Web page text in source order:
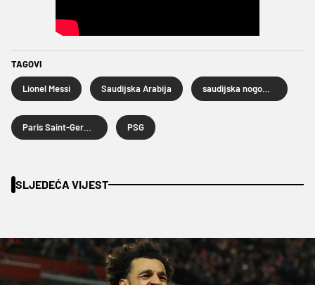
TAGOVI
Lionel Messi Saudijska Arabija
PSG
SLJEDEĆA VIJEST